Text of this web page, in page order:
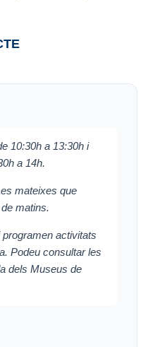
10:30h a 13:30h i
a 14h.
mateixes que
matins.
programen activitats
Podeu consultar les
dels Museus de